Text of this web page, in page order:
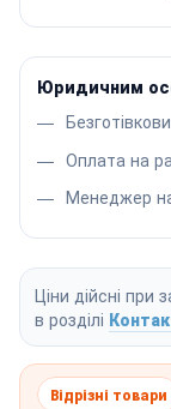
Юридичним
Оплата на
Менеджер
Ціни дійсні при
в розділі
Відрізні товари